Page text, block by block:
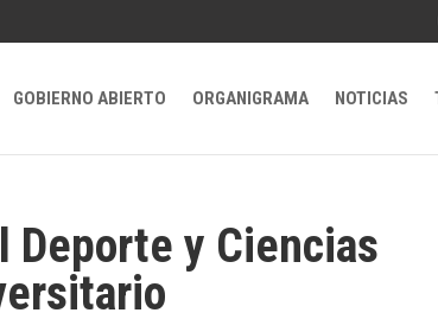
GOBIERNO ABIERTO ORGANIGRAMA NOTICIAS
Deporte y Ciencias